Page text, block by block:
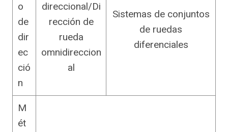
o
de
dir
ec
ció
n
direccional/Di
rección de
rueda
omnidireccion
al
Sistemas de conjuntos
de ruedas
diferenciales
M
ét